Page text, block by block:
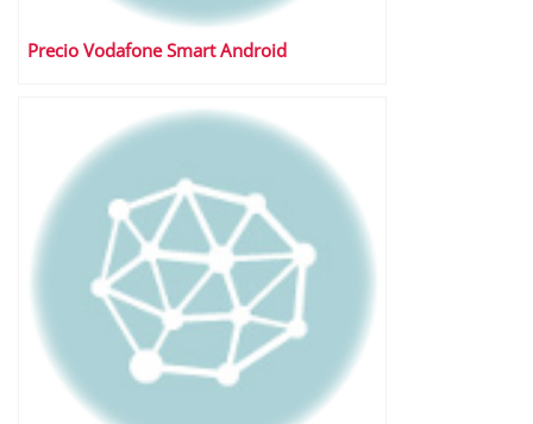
Precio Vodafone Smart Android